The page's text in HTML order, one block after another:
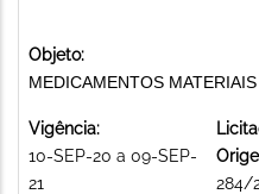
Objeto:
MEDICAMENTOS
Vigência:
10-SEP-20 a 09-SEP-
21
284/